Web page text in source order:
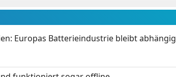
Europas Batterieindustrie bleibt abhängig